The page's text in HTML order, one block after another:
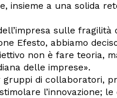
insieme a una solida
sulle fragilità
Efesto, abbiamo
non è fare
delle imprese».
di collaboratori,
l’innovazione;